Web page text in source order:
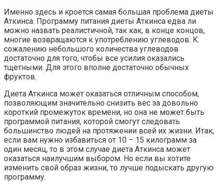
Именно здесь и кроется самая большая проблема диеты
Аткинса. Программу питания диеты Аткинса едва ли
можно назвать реалистичной, так как, в конце концов,
многие возвращаются к употреблению углеводов. К
сожалению небольшого количества углеводов
достаточно для того, чтобы все усилия оказались
тщетными. Для этого вполне достаточно обычных
фруктов.
Диета Аткинса может оказаться отличным способом,
позволяющим значительно снизить вес за довольно
короткий промежуток времени, но она не может быть
программой питания, которой смогут следовать
большинство людей на протяжении всей их жизни. Итак,
если вам нужно избавиться от 10 – 15 килограмм за
один месяц, то в этом случае диета Аткинса может
оказаться наилучшим выбором. Но если вы хотите
изменить свой образ жизни, то лучше подыскать другую
программу.